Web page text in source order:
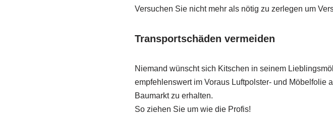
Versuchen Sie nicht mehr als nötig zu zerlegen um
Transportschäden vermeiden
Niemand wünscht sich Kitschen in seinem
empfehlenswert im Voraus Luftpolster- und Möbelfolie
Baumarkt zu erhalten.
So ziehen Sie um wie die Profis!